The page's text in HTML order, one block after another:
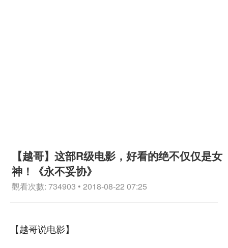
【越哥】这部R级电影，好看的绝不仅仅是女
神！《永不妥协》
觀看次數: 734903 • 2018-08-22 07:25
【越哥说电影】